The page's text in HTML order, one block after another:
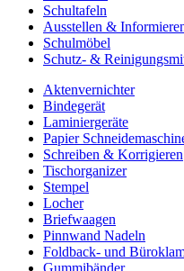
Schultafeln
Ausstellen &
Schulmöbel
Schutz- &
Aktenvernichter
Bindegerät
Laminiergeräte
Papier
Schreiben & Korrigieren
Tischorganizer
Stempel
Locher
Briefwaagen
Pinnwand Nadeln
Foldback- und
Gummibänder